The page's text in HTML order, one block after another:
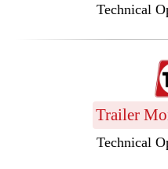
Technical
Trailer
Technical